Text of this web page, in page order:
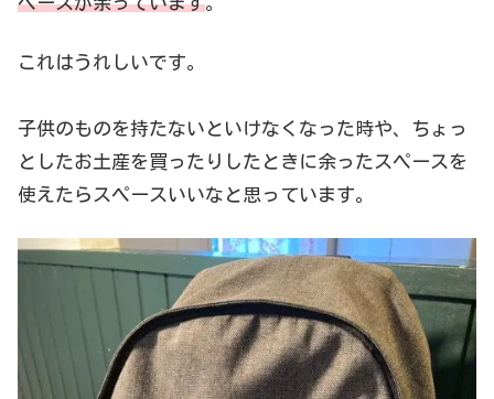
これはうれしいです。
子供のものを持たないといけなくなった時や、ちょっ
としたお土産を買ったりしたときに余ったスペースを
使えたらスペースいいなと思っています。